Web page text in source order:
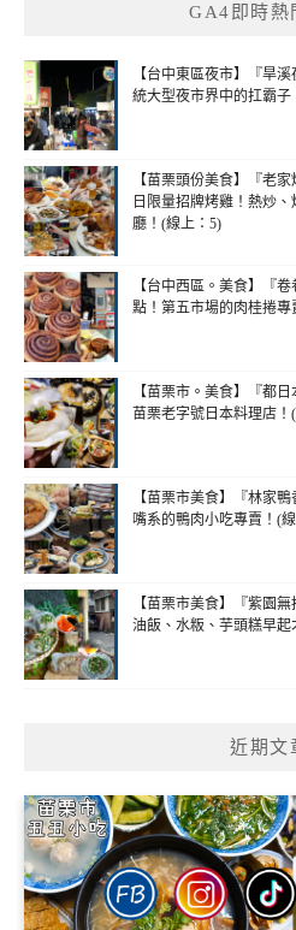
GA4即時熱
【台中東區夜市】『旱
統大型夜市界中的扛霸子
【苗栗頭份美食】『老
日限量招牌烤雞！熱炒
廳！(線上：5)
【台中西區。美食】『
點！第五市場的肉桂捲專
【苗栗市。美食】『都
苗栗老字號日本料理店！
【苗栗市美食】『林家
嘴系的鴨肉小吃專賣！(
【苗栗市美食】『紫園
油飯、水粄、芋頭糕早起
近期文